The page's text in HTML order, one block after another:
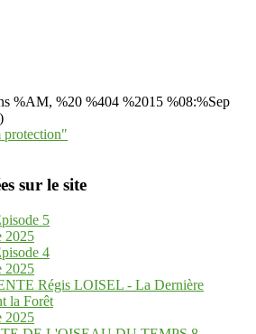
%AM, %20 %404 %2015 %08:%Sep
)
protection"
sur le site
5
2025
4
2025
Régis LOISEL - La Dernière
la Forêt
2025